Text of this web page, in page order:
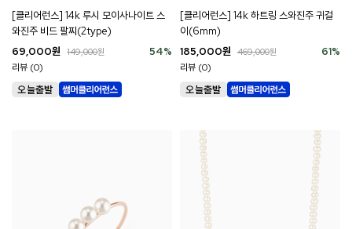
[클리어런스] 14k 루시 모이사나이트 스
와진주 비드 팔찌(2type)
54%
69,000원 149,000원
리뷰 (0)
[클리어런스] 14k 하트링 스와진주 귀걸
이(6mm)
61%
185,000원 469,000원
리뷰 (0)